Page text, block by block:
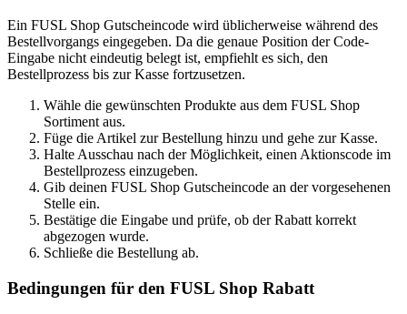
Ein FUSL Shop Gutscheincode wird üblicherweise während des
Bestellvorgangs eingegeben. Da die genaue Position der Code-
Eingabe nicht eindeutig belegt ist, empfiehlt es sich, den
Bestellprozess bis zur Kasse fortzusetzen.
Wähle die gewünschten Produkte aus dem FUSL Shop
Sortiment aus.
Füge die Artikel zur Bestellung hinzu und gehe zur Kasse.
Halte Ausschau nach der Möglichkeit, einen Aktionscode im
Bestellprozess einzugeben.
Gib deinen FUSL Shop Gutscheincode an der vorgesehenen
Stelle ein.
Bestätige die Eingabe und prüfe, ob der Rabatt korrekt
abgezogen wurde.
Schließe die Bestellung ab.
Bedingungen für den FUSL Shop Rabatt